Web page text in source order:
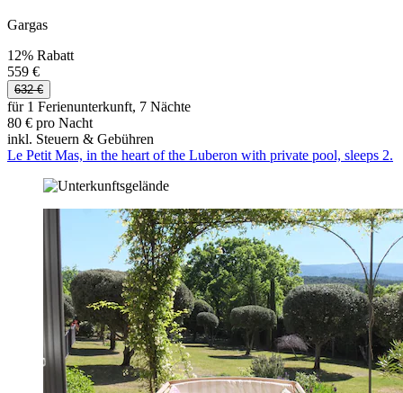
Gargas
12% Rabatt
559 €
632 €
für 1 Ferienunterkunft, 7 Nächte
80 € pro Nacht
inkl. Steuern & Gebühren
Le Petit Mas, in the heart of the Luberon with private pool, sleeps 2.